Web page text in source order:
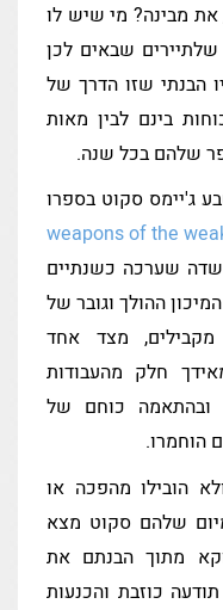
מבינה? מי שיש לו
שבאים לכן
הבנתי שזו הדרך של
בינם לבין מאות
שלהם בכל שנה.
ג'יימס סקוט בספרו
"weapons of the
שערכה כשנתיים
ההולך וגובר של
מצד אחד
חלק מהעבודות
ובהתאמה כוחם של
הוחמרו.
הובילו מהפכה או
שלהם סקוט מצא
מתוך הבנתם את
כוזבת והכנעות